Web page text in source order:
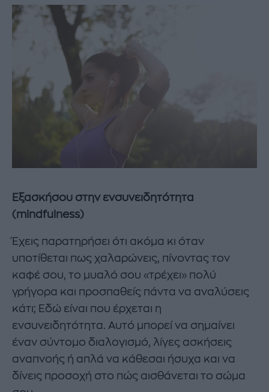
Εξασκήσου στην ενσυνειδητότητα
(mindfulness)
Έχεις παρατηρήσει ότι ακόμα κι όταν
υποτίθεται πως χαλαρώνεις, πίνοντας τον
καφέ σου, το μυαλό σου «τρέχει» πολύ
γρήγορα και προσπαθείς πάντα να αναλύσεις
κάτι; Εδώ είναι που έρχεται η
ενσυνειδητότητα. Αυτό μπορεί να σημαίνει
έναν σύντομο διαλογισμό, λίγες ασκήσεις
αναπνοής ή απλά να κάθεσαι ήσυχα και να
δίνεις προσοχή στο πώς αισθάνεται το σώμα